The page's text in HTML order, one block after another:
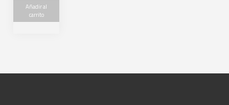
Añadir al
carrito